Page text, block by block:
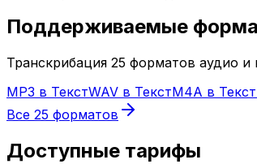
Поддерживаемые
Транскрибация 25 форматов аудио и
MP3 в ТекстWAV в ТекстM4A в Текст
Все 25 форматов
Доступные тарифы